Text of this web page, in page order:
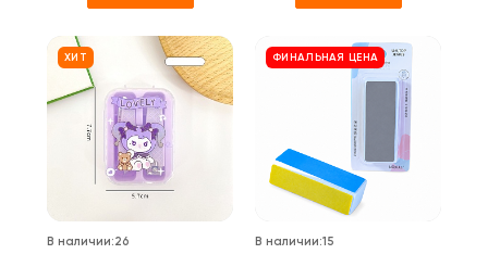
ХИТ
В наличии:26
ФИНАЛЬНАЯ ЦЕНА
В наличии:15